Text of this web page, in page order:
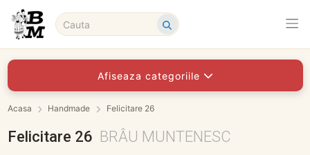
Afiseaza categoriile
Acasa Handmade Felicitare 26
Felicitare 26 BRÂU MUNTENESC